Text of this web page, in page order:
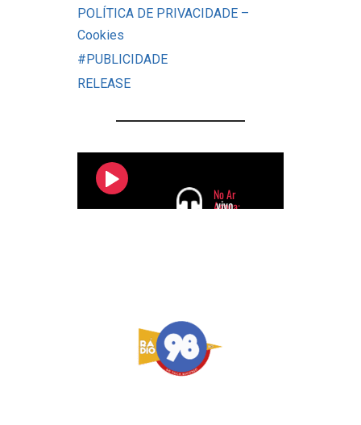
POLÍTICA DE PRIVACIDADE –
Cookies
#PUBLICIDADE
RELEASE